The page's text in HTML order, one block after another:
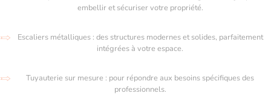
embellir et sécuriser votre propriété.
Escaliers métalliques : des structures modernes et solides, parfaitement
intégrées à votre espace.
Tuyauterie sur mesure : pour répondre aux besoins spécifiques des
professionnels.